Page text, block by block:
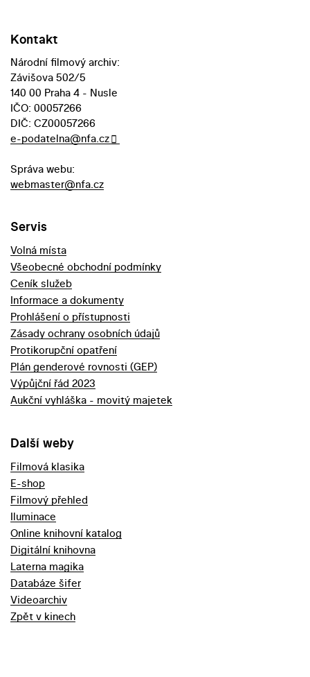
Kontakt
Národní filmový archiv:
Závišova 502/5
140 00 Praha 4 - Nusle
IČO: 00057266
DIČ: CZ00057266
e-podatelna@nfa.cz
Správa webu:
webmaster@nfa.cz
Servis
Volná místa
Všeobecné obchodní podmínky
Ceník služeb
Informace a dokumenty
Prohlášení o přístupnosti
Zásady ochrany osobních údajů
Protikorupční opatření
Plán genderové rovnosti (GEP)
Výpůjční řád 2023
Aukční vyhláška - movitý majetek
Další weby
Filmová klasika
E-shop
Filmový přehled
Iluminace
Online knihovní katalog
Digitální knihovna
Laterna magika
Databáze šifer
Videoarchiv
Zpět v kinech